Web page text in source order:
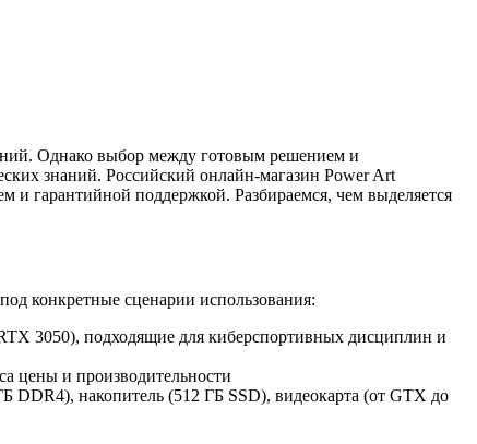
Однако выбор между готовым решением и
знаний. Российский онлайн-магазин Power Art
гарантийной поддержкой. Разбираемся, чем выделяется
конкретные сценарии использования:
3050), подходящие для киберспортивных дисциплин и
цены и производительности
накопитель (512 ГБ SSD), видеокарта (от GTX до